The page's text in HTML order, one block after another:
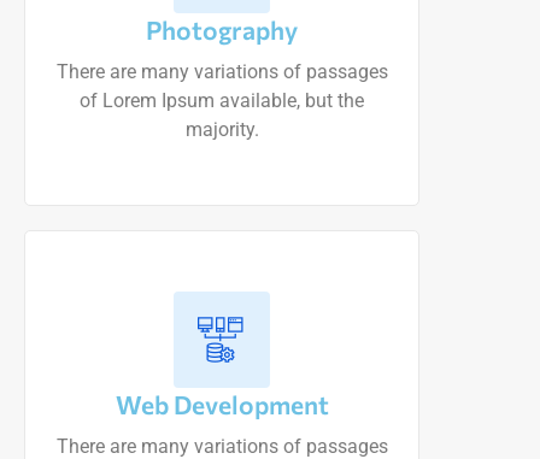
Photography
There are many variations of passages
of Lorem Ipsum available, but the
majority.
Web Development
There are many variations of passages